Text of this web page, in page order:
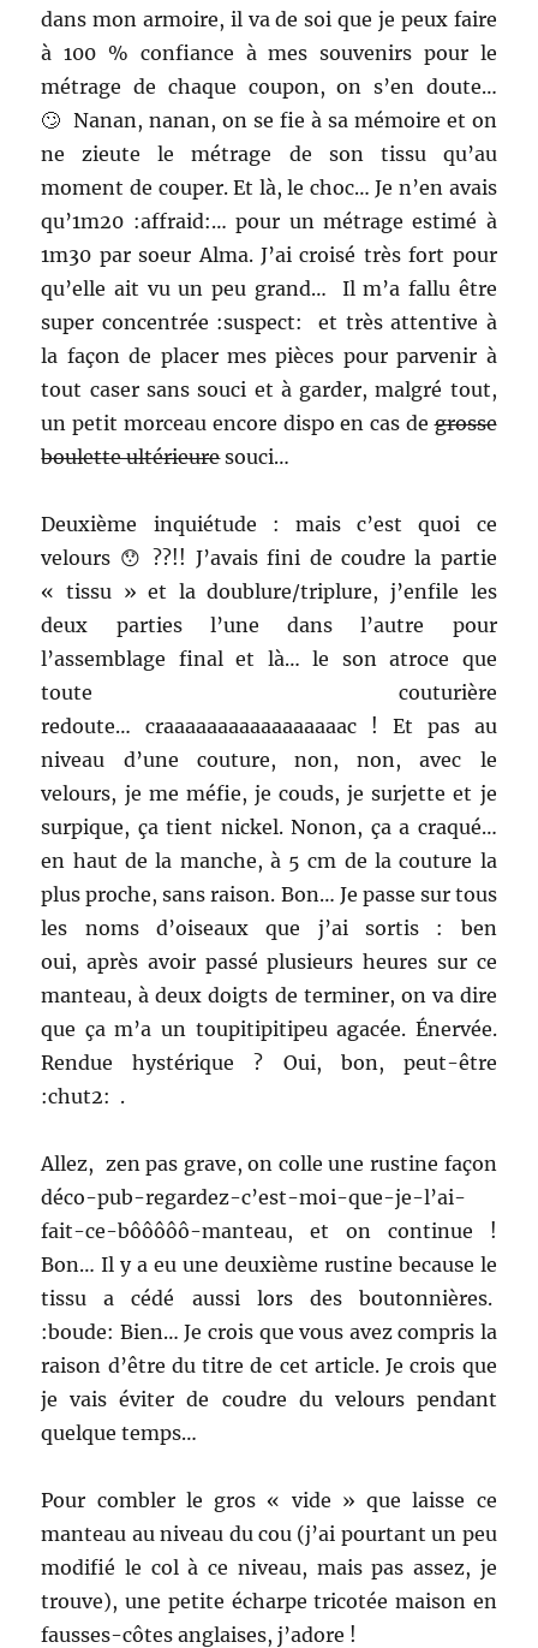
dans mon armoire, il va de soi que je peux faire
à 100 % confiance à mes souvenirs pour le
métrage de chaque coupon, on s’en doute…
🙄 Nanan, nanan, on se fie à sa mémoire et on
ne zieute le métrage de son tissu qu’au
moment de couper. Et là, le choc… Je n’en avais
qu’1m20 :affraid:… pour un métrage estimé à
1m30 par soeur Alma. J’ai croisé très fort pour
qu’elle ait vu un peu grand… Il m’a fallu être
super concentrée :suspect: et très attentive à
la façon de placer mes pièces pour parvenir à
tout caser sans souci et à garder, malgré tout,
un petit morceau encore dispo en cas degrosse
boulette ultérieuresouci…
Deuxième inquiétude : mais c’est quoi ce
velours 😯 ??!! J’avais fini de coudre la partie
« tissu » et la doublure/triplure, j’enfile les
deux parties l’une dans l’autre pour
l’assemblage final et là… le son atroce que
toute couturière
redoute… craaaaaaaaaaaaaaaaac ! Et pas au
niveau d’une couture, non, non, avec le
velours, je me méfie, je couds, je surjette et je
surpique, ça tient nickel. Nonon, ça a craqué…
en haut de la manche, à 5 cm de la couture la
plus proche, sans raison. Bon… Je passe sur tous
les noms d’oiseaux que j’ai sortis : ben
oui, après avoir passé plusieurs heures sur ce
manteau, à deux doigts de terminer, on va dire
que ça m’a un toupitipitipeu agacée. Énervée.
Rendue hystérique ? Oui, bon, peut-être
:chut2: .
Allez, zen pas grave, on colle une rustine façon
déco-pub-regardez-c’est-moi-que-je-l’ai-
fait-ce-bôôôôô-manteau, et on continue !
Bon… Il y a eu une deuxième rustine because le
tissu a cédé aussi lors des boutonnières.
:boude: Bien… Je crois que vous avez compris la
raison d’être du titre de cet article. Je crois que
je vais éviter de coudre du velours pendant
quelque temps…
Pour combler le gros « vide » que laisse ce
manteau au niveau du cou (j’ai pourtant un peu
modifié le col à ce niveau, mais pas assez, je
trouve), une petite écharpe tricotée maison en
fausses-côtes anglaises, j’adore !